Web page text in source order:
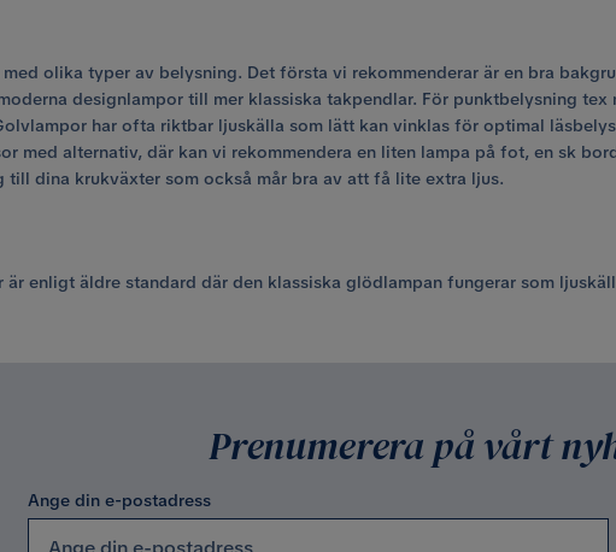
olika typer av belysning. Det första vi rekommenderar är en bra
designlampor till mer klassiska takpendlar. För punktbelysning
har ofta riktbar ljuskälla som lätt kan vinklas för optimal
med alternativ, där kan vi rekommendera en liten lampa på fot, en sk
dina krukväxter som också mår bra av att få lite extra ljus.
är enligt äldre standard där den klassiska glödlampan fungerar som
Prenumerera på vårt
Ange din e-postadress